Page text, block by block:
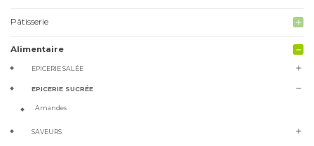
Pâtisserie add
Alimentaire remove
EPICERIE SALÉE add
EPICERIE SUCRÉE remove
Amandes
SAVEURS add